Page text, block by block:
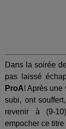
Dans la soirée
pas laissé
ProA! Après une
subi, ont
revenir à (9-
empocher ce titre